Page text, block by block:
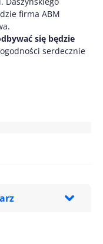
firma ABM
się będzie
serdecznie